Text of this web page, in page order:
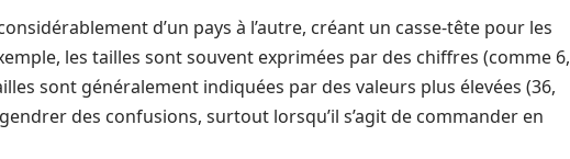
d’un pays à l’autre, créant un casse-tête pour les
les tailles sont souvent exprimées par des chiffres (comme 6,
sont généralement indiquées par des valeurs plus élevées (36,
des confusions, surtout lorsqu’il s’agit de commander en